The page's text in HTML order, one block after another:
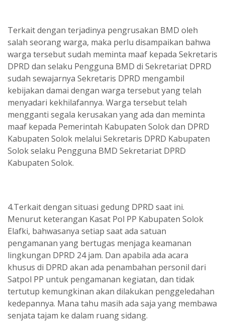
Terkait dengan terjadinya pengrusakan BMD oleh
salah seorang warga, maka perlu disampaikan bahwa
warga tersebut sudah meminta maaf kepada Sekretaris
DPRD dan selaku Pengguna BMD di Sekretariat DPRD
sudah sewajarnya Sekretaris DPRD mengambil
kebijakan damai dengan warga tersebut yang telah
menyadari kekhilafannya. Warga tersebut telah
mengganti segala kerusakan yang ada dan meminta
maaf kepada Pemerintah Kabupaten Solok dan DPRD
Kabupaten Solok melalui Sekretaris DPRD Kabupaten
Solok selaku Pengguna BMD Sekretariat DPRD
Kabupaten Solok.
4.Terkait dengan situasi gedung DPRD saat ini.
Menurut keterangan Kasat Pol PP Kabupaten Solok
Elafki, bahwasanya setiap saat ada satuan
pengamanan yang bertugas menjaga keamanan
lingkungan DPRD 24 jam. Dan apabila ada acara
khusus di DPRD akan ada penambahan personil dari
Satpol PP untuk pengamanan kegiatan, dan tidak
tertutup kemungkinan akan dilakukan penggeledahan
kedepannya. Mana tahu masih ada saja yang membawa
senjata tajam ke dalam ruang sidang.